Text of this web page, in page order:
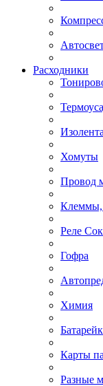
Расходники
Изолента
Хомуты
Провод
Клеммы,
Реле
Гофра
Химия
Карты
Разные